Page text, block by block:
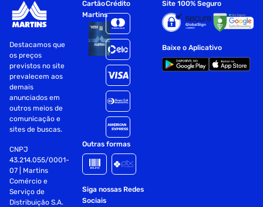
Destacamos que
os preços
previstos no site
prevalecem aos
demais
anunciados em
outros meios de
comunicação e
sites de buscas.
CNPJ
43.214.055/0001-
07 | Martins
Comércio e
Serviço de
Distribuição S.A.
Cartão
Martins
Crédito
Outras formas
Siga nossas Redes
Sociais
Site 100% Seguro
Baixe o Aplicativo